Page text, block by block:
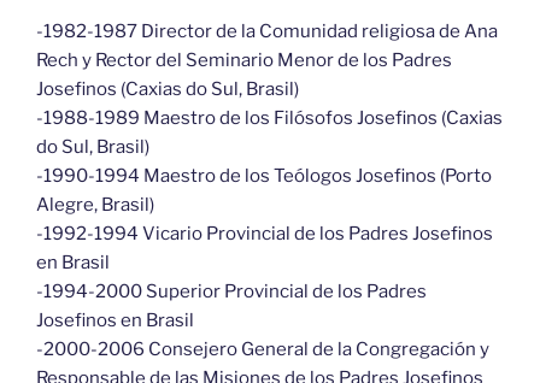
-1982-1987 Director de la Comunidad religiosa de Ana
Rech y Rector del Seminario Menor de los Padres
Josefinos (Caxias do Sul, Brasil)
-1988-1989 Maestro de los Filósofos Josefinos (Caxias
do Sul, Brasil)
-1990-1994 Maestro de los Teólogos Josefinos (Porto
Alegre, Brasil)
-1992-1994 Vicario Provincial de los Padres Josefinos
en Brasil
-1994-2000 Superior Provincial de los Padres
Josefinos en Brasil
-2000-2006 Consejero General de la Congregación y
Responsable de las Misiones de los Padres Josefinos